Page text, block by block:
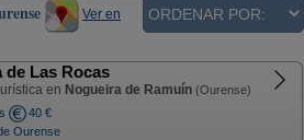
Ver en
de Las Rocas
en Nogueira de Ramuín (Ourense)
40 €
Ourense